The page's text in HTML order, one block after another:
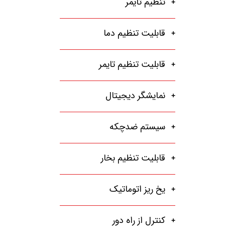
قابلیت تنظیم دما
قابلیت تنظیم تایمر
نمایشگر دیجیتال
سیستم ضدچکه
قابلیت تنظیم بخار
یخ ریز اتوماتیک
کنترل از راه دور